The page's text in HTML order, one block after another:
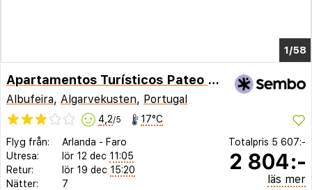
1/54
Apartamentos Turísticos Pateo Village
Albufeira, Algarvekusten, Portugal
4,2/5 17°C
Flyg från: Arlanda - Faro
Utresa:
lör 12 dec 11:05
Retur:
lör 19 dec 15:20
Nätter:
7
Totalpris 5 607:-
2 804:-
läs mer